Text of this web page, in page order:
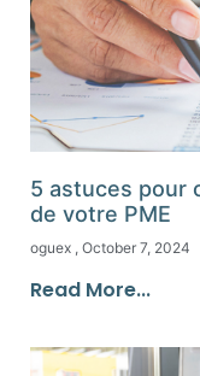
5 astuces pour
de votre PME
oguex October 7, 2024
Read More...